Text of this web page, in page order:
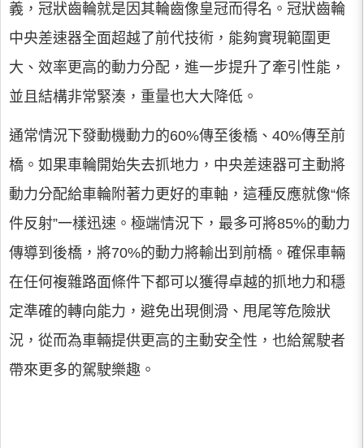
義，冠狀齒輪就是因其輪齒像皇冠而得名。冠狀齒輪
中央差速器全面超越了前代技術，能夠實現範圍更
大、效率更高的動力分配，進一步提升了牽引性能，
並且結構非常緊湊，重量也大大降低。
通常情況下發動機動力的60%傳至後橋、40%傳至前
橋。如果車輪開始失去抓地力，中央差速器可主動將
動力分配給車輪附著力更好的車軸，這種反應就像“條
件反射”一樣迅速。極端情況下，最多可將85%的動力
傳導到後橋，將70%的動力將輸出到前橋。確保車輛
在任何複雜路面條件下都可以獲得卓越的抓地力和穩
定準確的轉向能力，避免出現側滑、甩尾等危險狀
況，從而為車輛提供更高的主動安全性，也給駕駛者
帶來更多的駕駛樂趣。